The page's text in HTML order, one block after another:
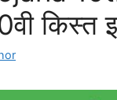
किस्त